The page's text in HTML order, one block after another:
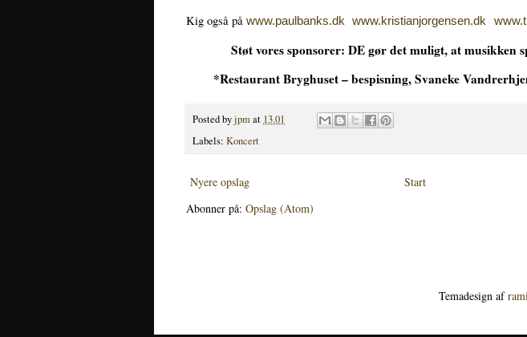
Kig også på www.paulbanks.dk www.kristianjorgensen.dk
Støt vores sponsorer: DE gør det muligt, at musikken
*Restaurant Bryghuset – bespisning, Svaneke
Posted byjpmat 13.01
Labels: Koncert
Nyere opslag
Start
Abonner på: Opslag (Atom)
Temadesign af